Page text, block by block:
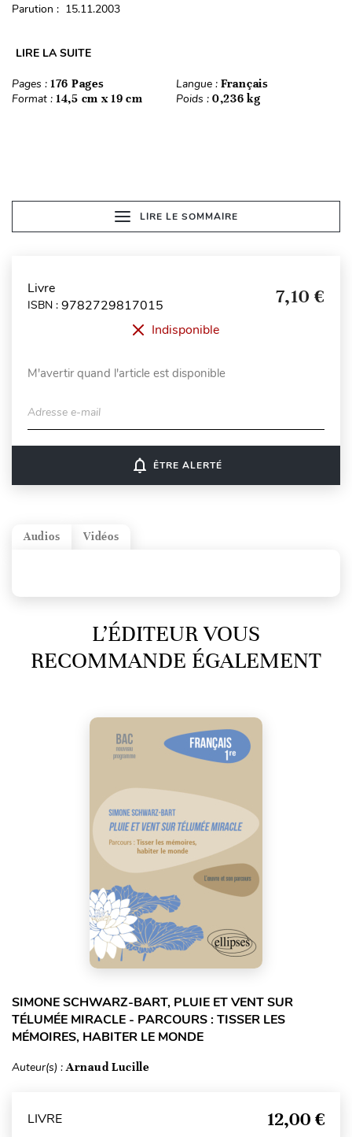
Parution : 15.11.2003
LIRE LA SUITE
Pages : 176 Pages Langue : Français
Format : 14,5 cm x 19 cm Poids : 0,236 kg
LIRE LE SOMMAIRE
Livre
ISBN : 9782729817015 7,10 €
Indisponible
M'avertir quand l'article est disponible
Adresse e-mail
notifications_none ÊTRE ALERTÉ
Vidéos
Audios
L’ÉDITEUR VOUS
RECOMMANDE ÉGALEMENT
SIMONE SCHWARZ-BART, PLUIE ET VENT SUR
TÉLUMÉE MIRACLE - PARCOURS : TISSER LES
MÉMOIRES, HABITER LE MONDE
Auteur(s) :Arnaud Lucille
LIVRE 12,00 €